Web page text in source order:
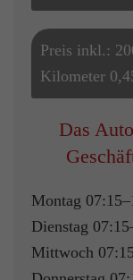
Preis inkl.:
Kilometer
Das
Montag
Dienstag
Mittwoch